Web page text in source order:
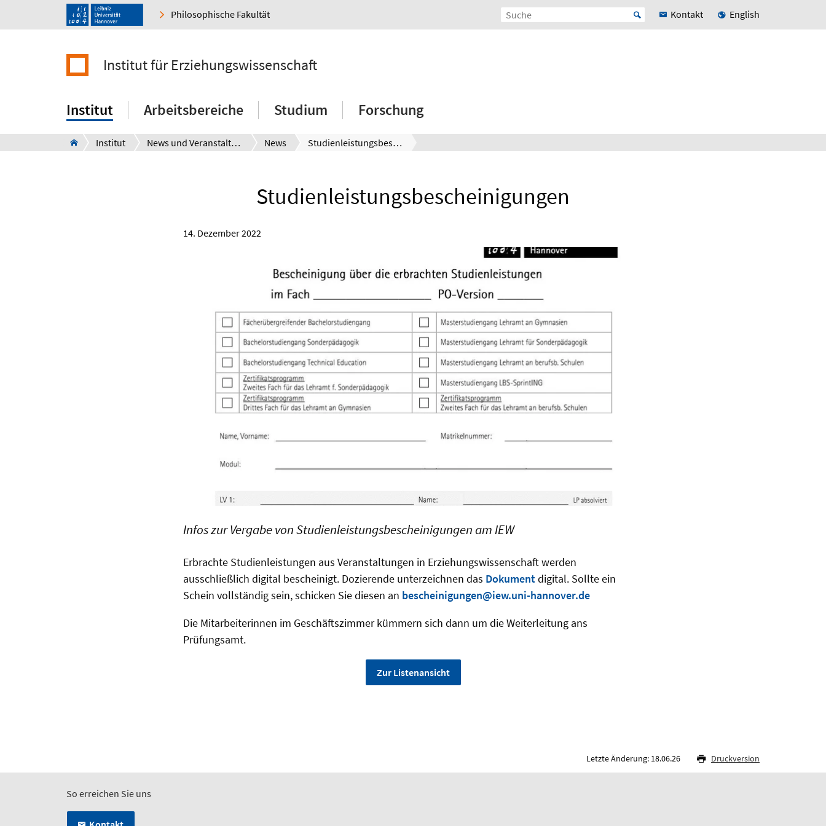
Philosophische Fakultät Kontakt English
Institut für Erziehungswissenschaft
Institut Arbeitsbereiche Studium Forschung
Institut News und Veranstaltungen News Studienleistungsbescheinigungen
Studienleistungsbescheinigungen
14. Dezember 2022
Infos zur Vergabe von Studienleistungsbescheinigungen am IEW
Erbrachte Studienleistungen aus Veranstaltungen in Erziehungswissenschaft werden
ausschließlich digital bescheinigt. Dozierende unterzeichnen das Dokumentdigital. Sollte ein
Schein vollständig sein, schicken Sie diesen an bescheinigungen@iew.uni-hannover.de
Die Mitarbeiterinnen im Geschäftszimmer kümmern sich dann um die Weiterleitung ans
Prüfungsamt.
Zur Listenansicht
Letzte Änderung: 18.06.26 Druckversion
So erreichen Sie uns